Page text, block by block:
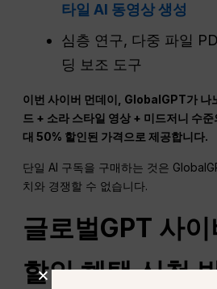
타일 AI 동영상 생성
심층 연구, 다중 파일
딩 보조 도구
이번 사이버 먼데이, GlobalGPT가 나
드 + 소라 스타일 영상 + 미드저니 수
대 50% 할인된 가격으로 제공합니다.
단일 AI 구독을 구매하는 것은
치와 경쟁할 수 없습니다.
글로벌GPT 사이
할인 혜택 신청